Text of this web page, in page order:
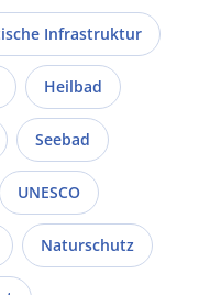
Infrastruktur
Heilbad
Seebad
UNESCO
Naturschutz